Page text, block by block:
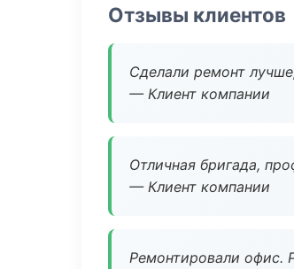
Отзывы клиентов
Сделали ремонт
— Клиент компании
Отличная бригада,
— Клиент компании
Ремонтировали офис.